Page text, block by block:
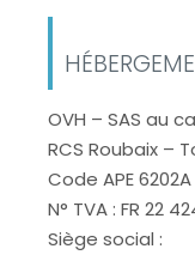
OVH – SAS au
RCS Roubaix –
Code APE 6202A
N° TVA : FR 22
Siège social :